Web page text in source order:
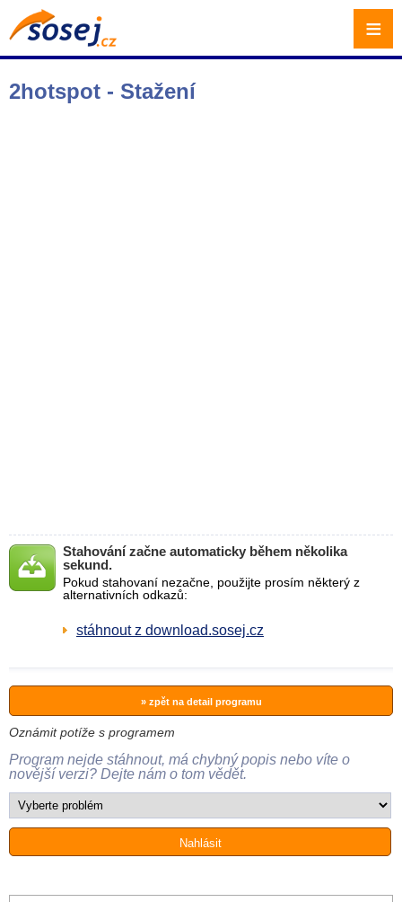
2hotspot - Stažení
Stahování začne automaticky během několika
sekund.
Pokud stahovaní nezačne, použijte prosím některý z
alternativních odkazů:
stáhnout z download.sosej.cz
» zpět na detail programu
Oznámit potíže s programem
Program nejde stáhnout, má chybný popis nebo víte o
novější verzi? Dejte nám o tom vědět.
≡